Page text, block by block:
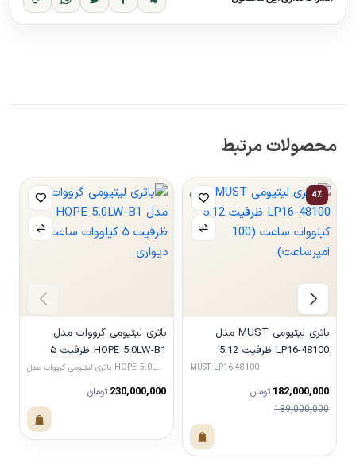
محصولات مرتبط
4٪
باتری لیتیومی MUST مدل
LP16-48100 ظرفیت 5.12
MUST LP16-48100
182,000,000 تومان
189,000,000
باتری لیتیومی گرووات مدل
HOPE 5.0LW-B1 ظرفیت ۵
کیلووات ساعت دیواری
باتری لیتیومی گرووات مدل HOPE 5.0LW-B1 ظرفیت ۵ کیلووات
230,000,000 تومان